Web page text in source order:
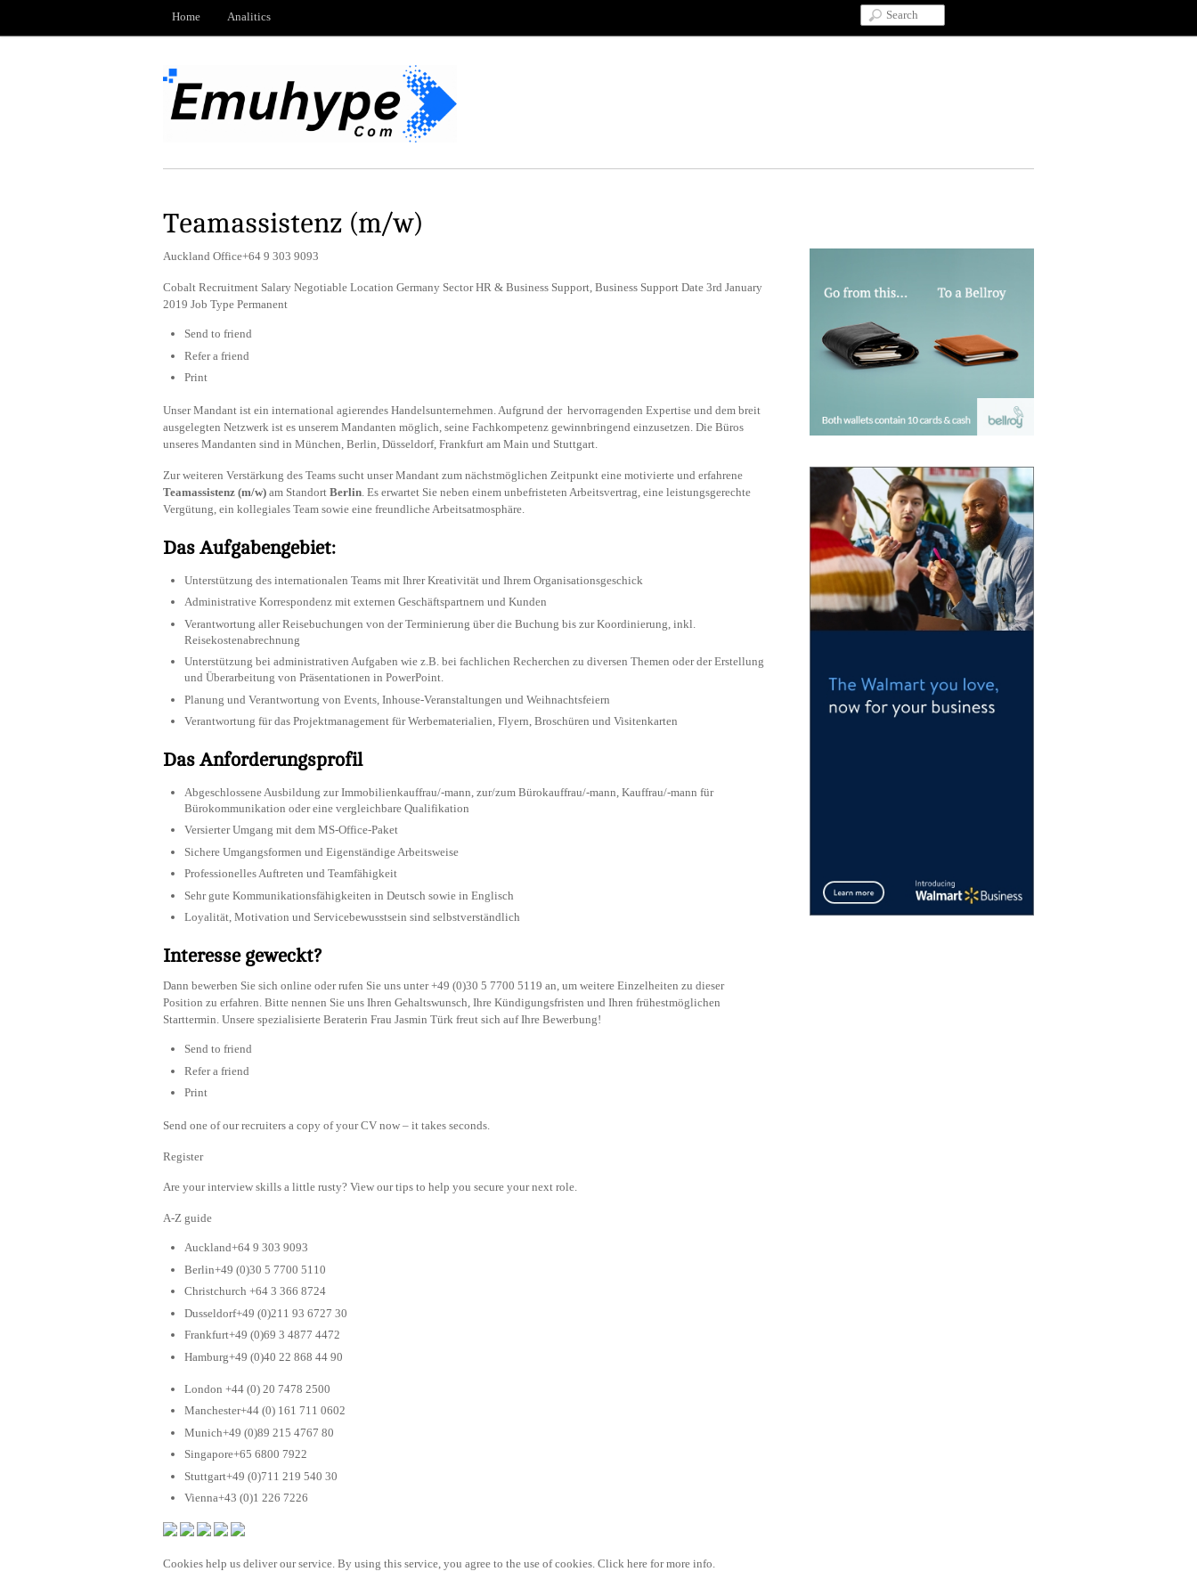
Home Analitics
Teamassistenz (m/w)
Auckland Office+64 9 303 9093
Cobalt Recruitment Salary Negotiable Location Germany Sector HR & Business Support, Business Support Date 3rd January
2019 Job Type Permanent
Send to friend
Refer a friend
Print
Unser Mandant ist ein international agierendes Handelsunternehmen. Aufgrund der hervorragenden Expertise und dem breit
ausgelegten Netzwerk ist es unserem Mandanten möglich, seine Fachkompetenz gewinnbringend einzusetzen. Die Büros
unseres Mandanten sind in München, Berlin, Düsseldorf, Frankfurt am Main und Stuttgart.
Zur weiteren Verstärkung des Teams sucht unser Mandant zum nächstmöglichen Zeitpunkt eine motivierte und erfahrene
Teamassistenz (m/w) am Standort Berlin . Es erwartet Sie neben einem unbefristeten Arbeitsvertrag, eine leistungsgerechte
Vergütung, ein kollegiales Team sowie eine freundliche Arbeitsatmosphäre.
Das Aufgabengebiet:
Unterstützung des internationalen Teams mit Ihrer Kreativität und Ihrem Organisationsgeschick
Administrative Korrespondenz mit externen Geschäftspartnern und Kunden
Verantwortung aller Reisebuchungen von der Terminierung über die Buchung bis zur Koordinierung, inkl.
Reisekostenabrechnung
Unterstützung bei administrativen Aufgaben wie z.B. bei fachlichen Recherchen zu diversen Themen oder der Erstellung
und Überarbeitung von Präsentationen in PowerPoint.
Planung und Verantwortung von Events, Inhouse-Veranstaltungen und Weihnachtsfeiern
Verantwortung für das Projektmanagement für Werbematerialien, Flyern, Broschüren und Visitenkarten
Das Anforderungsprofil
Abgeschlossene Ausbildung zur Immobilienkauffrau/-mann, zur/zum Bürokauffrau/-mann, Kauffrau/-mann für
Bürokommunikation oder eine vergleichbare Qualifikation
Versierter Umgang mit dem MS-Office-Paket
Sichere Umgangsformen und Eigenständige Arbeitsweise
Professionelles Auftreten und Teamfähigkeit
Sehr gute Kommunikationsfähigkeiten in Deutsch sowie in Englisch
Loyalität, Motivation und Servicebewusstsein sind selbstverständlich
Interesse geweckt?
Dann bewerben Sie sich online oder rufen Sie uns unter +49 (0)30 5 7700 5119 an, um weitere Einzelheiten zu dieser
Position zu erfahren. Bitte nennen Sie uns Ihren Gehaltswunsch, Ihre Kündigungsfristen und Ihren frühestmöglichen
Starttermin. Unsere spezialisierte Beraterin Frau Jasmin Türk freut sich auf Ihre Bewerbung!
Send to friend
Refer a friend
Print
Send one of our recruiters a copy of your CV now – it takes seconds.
Register
Are your interview skills a little rusty? View our tips to help you secure your next role.
A-Z guide
Auckland+64 9 303 9093
Berlin+49 (0)30 5 7700 5110
Christchurch +64 3 366 8724
Dusseldorf+49 (0)211 93 6727 30
Frankfurt+49 (0)69 3 4877 4472
Hamburg+49 (0)40 22 868 44 90
London +44 (0) 20 7478 2500
Manchester+44 (0) 161 711 0602
Munich+49 (0)89 215 4767 80
Singapore+65 6800 7922
Stuttgart+49 (0)711 219 540 30
Vienna+43 (0)1 226 7226
Cookies help us deliver our service. By using this service, you agree to the use of cookies. Click here for more info.